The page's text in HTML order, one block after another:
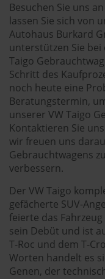
Besuchen Sie uns
lassen Sie sich von
Autohaus Burkard
unterstützen Sie bei
Taigo
Schritt des
noch heute eine
Beratungstermin,
unserer VW Taigo
Kontaktieren Sie
wir freuen uns
Gebrauchtwagens
verbessern.
Der VW Taigo
gefächerte SUV-
feierte das
sein Debüt und ist
T-Roc und dem T-
Worten handelt es
Genen, der